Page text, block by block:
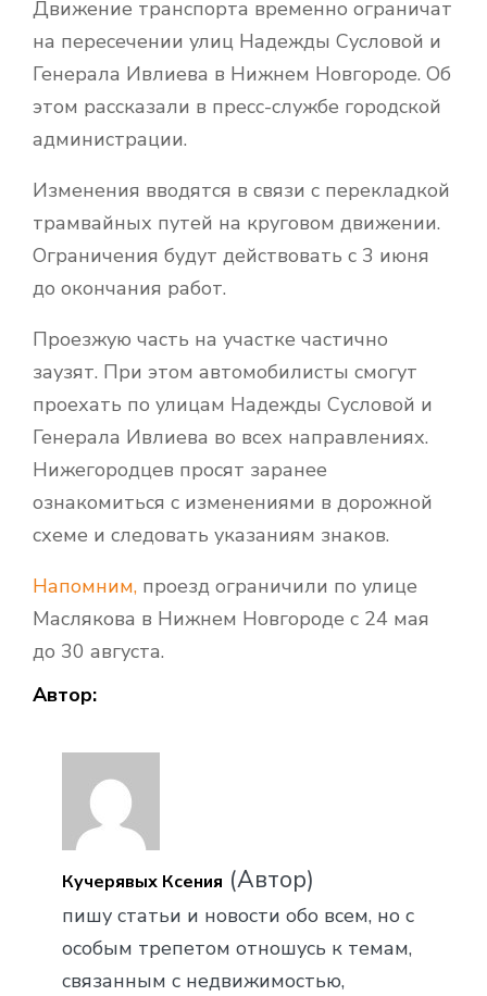
Движение транспорта временно ограничат
на пересечении улиц Надежды Сусловой и
Генерала Ивлиева в Нижнем Новгороде. Об
этом рассказали в пресс-службе городской
администрации.
Изменения вводятся в связи с перекладкой
трамвайных путей на круговом движении.
Ограничения будут действовать с 3 июня
до окончания работ.
Проезжую часть на участке частично
заузят. При этом автомобилисты смогут
проехать по улицам Надежды Сусловой и
Генерала Ивлиева во всех направлениях.
Нижегородцев просят заранее
ознакомиться с изменениями в дорожной
схеме и следовать указаниям знаков.
Напомним, проезд ограничили по улице
Маслякова в Нижнем Новгороде с 24 мая
до 30 августа.
Автор:
Кучерявых Ксения (Автор)
пишу статьи и новости обо всем, но с
особым трепетом отношусь к темам,
связанным с недвижимостью,